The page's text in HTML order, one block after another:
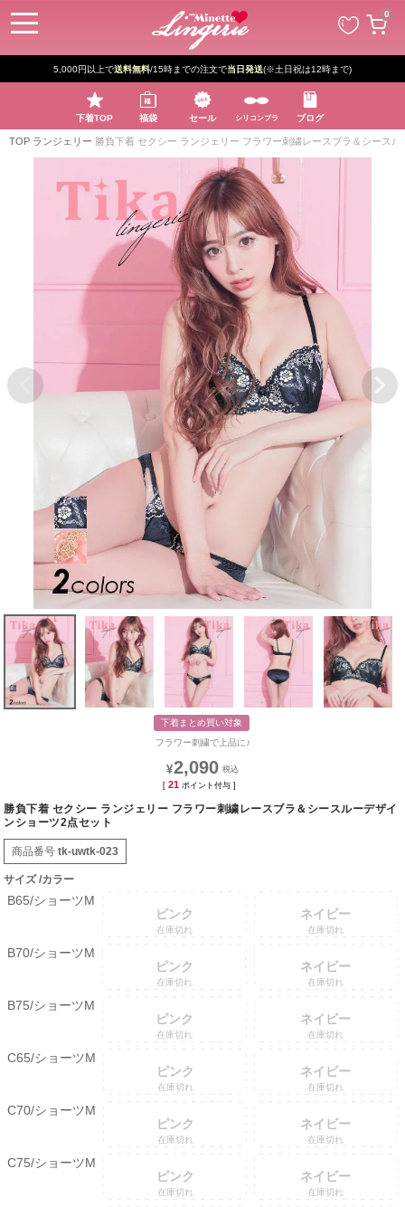
0
5,000円以上で送料無料/15時までの注文で当日発送(※土日祝は12時まで)
下着TOP 福袋 セール シリコンブラ ブログ
TOP ランジェリー 勝負下着 セクシー ランジェリー フラワー刺繍レースブラ＆シース
下着まとめ買い対象
フラワー刺繍で上品に♪
¥2,090
[ 21 ポイント付与 ]
勝負下着 セクシー ランジェリー フラワー刺繍レースブラ＆シースルーデザイ
ンショーツ2点セット
商品番号 tk-uwtk-023
サイズ カラー
B65/ショーツM
ピンク
在庫切れ
ネイビー
在庫切れ
B70/ショーツM
ピンク
在庫切れ
ネイビー
在庫切れ
B75/ショーツM
ピンク
在庫切れ
ネイビー
在庫切れ
C65/ショーツM
ピンク
在庫切れ
ネイビー
在庫切れ
C70/ショーツM
ピンク
在庫切れ
ネイビー
在庫切れ
C75/ショーツM
ピンク
在庫切れ
ネイビー
在庫切れ
ペー
ジト